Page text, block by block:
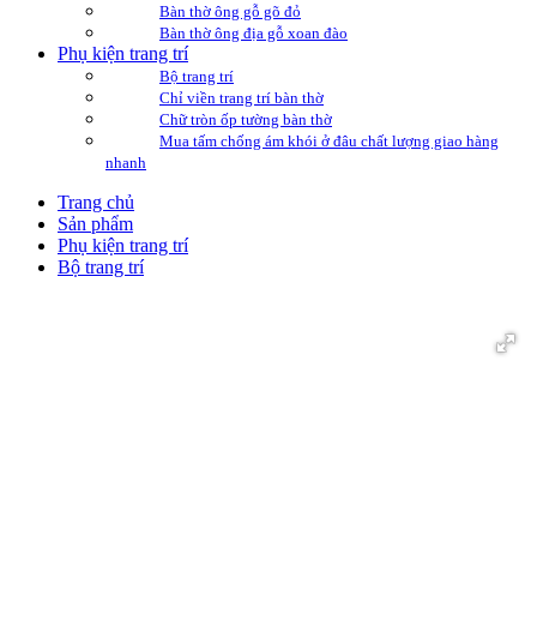
Bàn thờ ông gỗ gõ đỏ
Bàn thờ ông địa gỗ xoan đào
Phụ kiện trang trí
Bộ trang trí
Chỉ viền trang trí bàn thờ
Chữ tròn ốp tường bàn thờ
Mua tấm chống ám khói ở đâu chất lượng giao hàng
nhanh
Trang chủ
Sản phẩm
Phụ kiện trang trí
Bộ trang trí